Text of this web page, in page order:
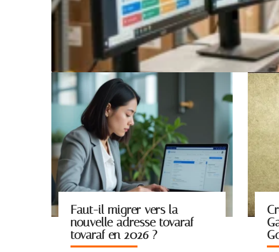
Faut-il migrer vers la
nouvelle adresse tovaraf
tovaraf en 2026 ?